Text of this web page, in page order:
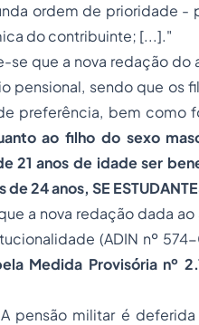
ordem de prioridade -
do contribuinte; [...]."
se que a nova redação do
pensional, sendo que os
preferência, bem como
ao filho do sexo
21 anos de idade ser
de 24 anos, SE
a nova redação dada
(ADIN nº
Medida Provisória nº
A pensão militar é